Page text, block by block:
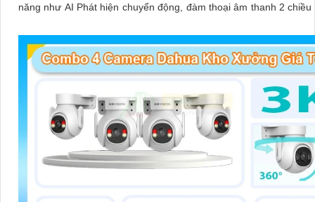
năng như AI Phát hiện chuyển động, đàm thoại âm thanh 2 chiều